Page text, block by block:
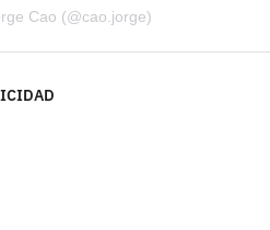
Cao (@cao.jorge)